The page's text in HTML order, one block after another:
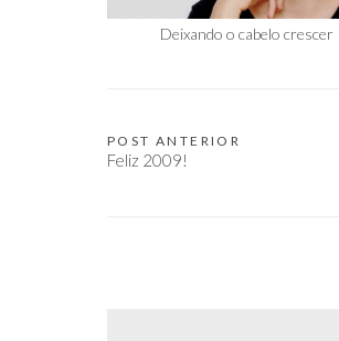
Deixando o cabelo crescer
Navegação
POST ANTERIOR
Feliz 2009!